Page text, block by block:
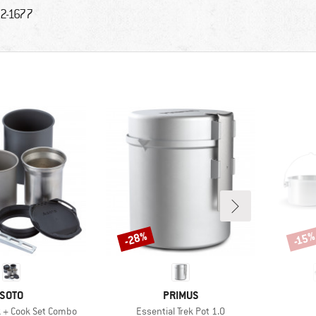
1677
MERK
SOTO
Cook Set Combo
MERK
PRIMUS
Artikel
Essential Trek Pot 1.0
Korting
-28% -